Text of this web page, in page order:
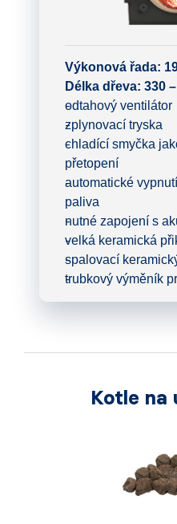
Výkonová řada:
Délka dřeva: 330
odtahový ventilátor
zplynovací tryska
chladící smyčka
přetopení
automatické
paliva
nutné zapojení s
velká keramická
spalovací
trubkový výměník
Kotle na